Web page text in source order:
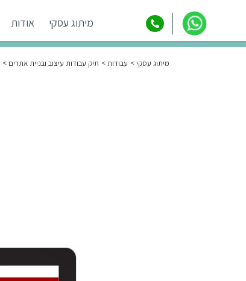
מיתוג עסקי אודות
מיתוג עסקי עבודות תיק עבודות עיצוב ובניית אתרים